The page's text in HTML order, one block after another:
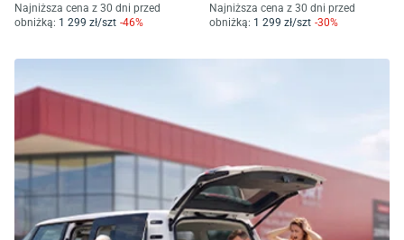
Najniższa cena z 30 dni przed
obniżką: 1 299 zł/szt -46%
Najniższa cena z 30 dni przed
obniżką: 1 299 zł/szt -30%